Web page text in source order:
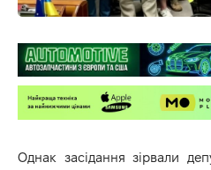
Однак засідання зірвали